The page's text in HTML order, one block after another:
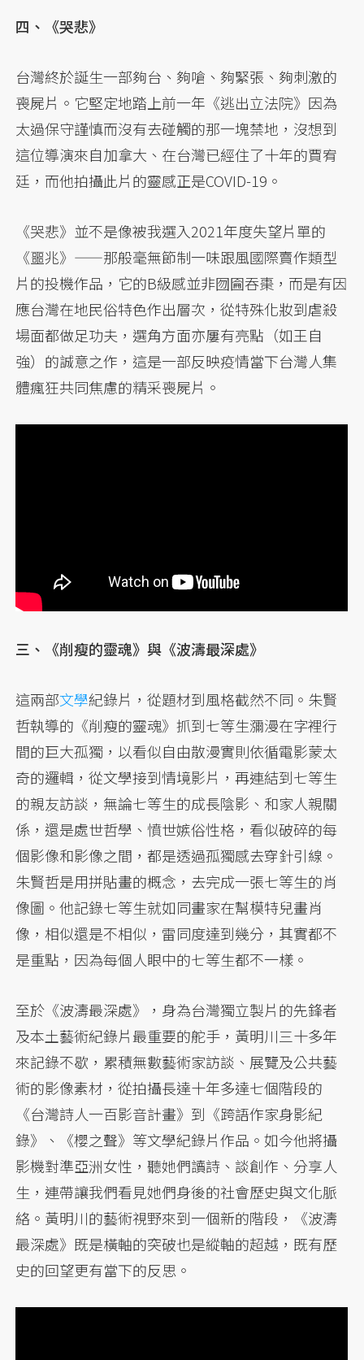
四、《哭悲》
台灣終於誕生一部夠台、夠嗆、夠緊張、夠刺激的
喪屍片。它堅定地踏上前一年《逃出立法院》因為
太過保守謹慎而沒有去碰觸的那一塊禁地，沒想到
這位導演來自加拿大、在台灣已經住了十年的賈宥
廷，而他拍攝此片的靈感正是COVID-19。
《哭悲》並不是像被我選入2021年度失望片單的
《噩兆》——那般毫無節制一味跟風國際賣作類型
片的投機作品，它的B級感並非囫圇吞棗，而是有因
應台灣在地民俗特色作出層次，從特殊化妝到虐殺
場面都做足功夫，選角方面亦屢有亮點（如王自
強）的誠意之作，這是一部反映疫情當下台灣人集
體瘋狂共同焦慮的精采喪屍片。
三、《削瘦的靈魂》與《波濤最深處》
這兩部文學紀錄片，從題材到風格截然不同。朱賢
哲執導的《削瘦的靈魂》抓到七等生瀰漫在字裡行
間的巨大孤獨，以看似自由散漫實則依循電影蒙太
奇的邏輯，從文學接到情境影片，再連結到七等生
的親友訪談，無論七等生的成長陰影、和家人親關
係，還是處世哲學、憤世嫉俗性格，看似破碎的每
個影像和影像之間，都是透過孤獨感去穿針引線。
朱賢哲是用拼貼畫的概念，去完成一張七等生的肖
像圖。他記錄七等生就如同畫家在幫模特兒畫肖
像，相似還是不相似，雷同度達到幾分，其實都不
是重點，因為每個人眼中的七等生都不一樣。
至於《波濤最深處》，身為台灣獨立製片的先鋒者
及本土藝術紀錄片最重要的舵手，黃明川三十多年
來記錄不歇，累積無數藝術家訪談、展覽及公共藝
術的影像素材，從拍攝長達十年多達七個階段的
《台灣詩人一百影音計畫》到《跨語作家身影紀
錄》、《櫻之聲》等文學紀錄片作品。如今他將攝
影機對準亞洲女性，聽她們讀詩、談創作、分享人
生，連帶讓我們看見她們身後的社會歷史與文化脈
絡。黃明川的藝術視野來到一個新的階段，《波濤
最深處》既是橫軸的突破也是縱軸的超越，既有歷
史的回望更有當下的反思。